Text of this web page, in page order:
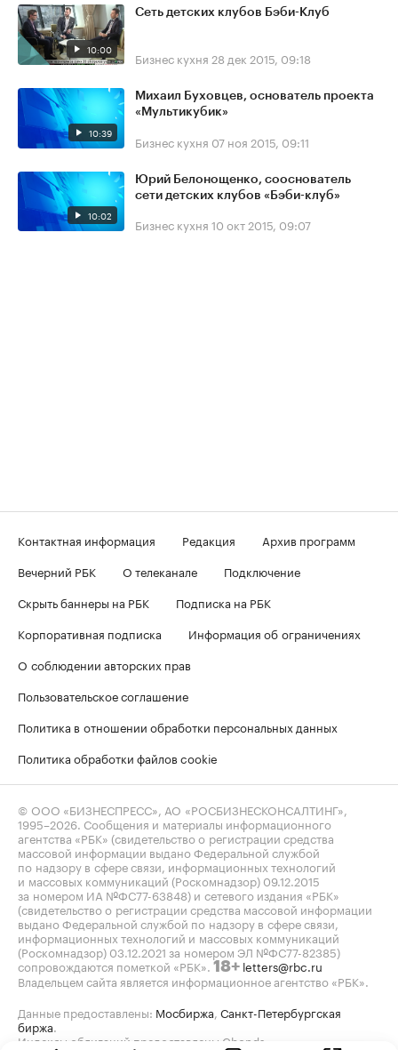
10:00
Сеть детских клубов Бэби-Клуб
Бизнес кухня 28 дек 2015, 09:18
10:39
Михаил Буховцев, основатель проекта
«Мультикубик»
Бизнес кухня 07 ноя 2015, 09:11
10:02
Юрий Белонощенко, сооснователь
сети детских клубов «Бэби-клуб»
Бизнес кухня 10 окт 2015, 09:07
Контактная информация Редакция
Архив программ
Вечерний РБК
О телеканале
Подключение
Скрыть баннеры на РБК
Подписка на РБК
Корпоративная подписка
Информация об ограничениях
О соблюдении авторских прав
Пользовательское соглашение
Политика в отношении обработки персональных данных
Политика обработки файлов cookie
© ООО «БИЗНЕСПРЕСС», АО «РОСБИЗНЕСКОНСАЛТИНГ»,
1995–2026. Сообщения и материалы информационного
агентства «РБК» (свидетельство о регистрации средства
массовой информации выдано Федеральной службой
по надзору в сфере связи, информационных технологий
и массовых коммуникаций (Роскомнадзор) 09.12.2015
за номером ИА №ФС77-63848) и сетевого издания «РБК»
(свидетельство о регистрации средства массовой информации
выдано Федеральной службой по надзору в сфере связи,
информационных технологий и массовых коммуникаций
(Роскомнадзор) 03.12.2021 за номером ЭЛ №ФС77-82385)
сопровождаются пометкой «РБК». 18+ letters@rbc.ru
Владельцем сайта является информационное агентство «РБК».
Данные предоставлены: Мосбиржа, Санкт-Петербургская
биржа.
Индексы облигаций предоставлены Cbonds.